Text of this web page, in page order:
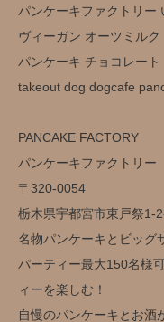
パンケーキファクトリー
ヴィーガン オーツミルク
パンケーキ チョコレート
takeout dog dogcafe
PANCAKE FACTORY
パンケーキファクトリー
〒320-0054
栃木県宇都宮市東戸祭1-
名物パンケーキとビッグ
パーティー最大150名様
ィーを楽しむ！
自慢のパンケーキとお酒